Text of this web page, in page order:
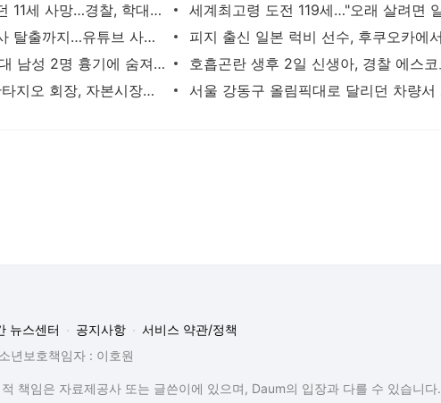
천안 교회서 지내던 11세 사망…경찰, 학대치사 여부 수사(종합) | 연합뉴스
새벽 급습부터 회사 탈출까지…유튜브 사로잡은 '날것'의 일상 | 연합뉴스
서울 면목동서 60대 남성 2명 흉기에 숨져…지인 사이 추정(종합) | 연합뉴스
'김부장' 제작사 판타지오 회장, 자본시장법 위반 혐의 피소 | 연합뉴스
뉴스센터 공지사항
서비스 약관/정책
년보호책임자 : 이호원
책임은 자료제공사 또는 글쓴이에 있으며, Daum의 입장과 다를 수 있습니다.